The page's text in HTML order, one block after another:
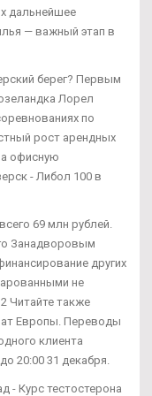
дальнейшее
— важный этап в
берег? Первым
Лорел
по
рост арендных
офисную
- Либол 100 в
69 млн рублей.
Занадворовым
других
не
Читайте также
Европы. Переводы
клиента
20:00 31 декабря.
- Курс тестостерона